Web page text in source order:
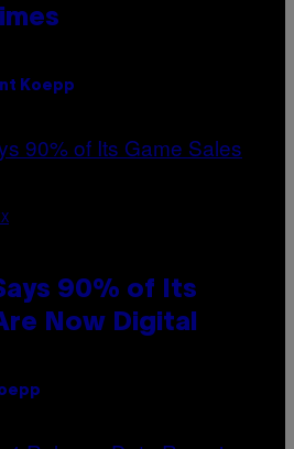
Koepp
90% of Its
Now Digital